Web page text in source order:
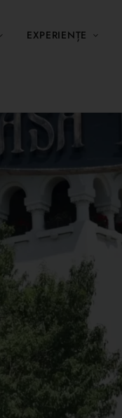
EXPERIENȚE